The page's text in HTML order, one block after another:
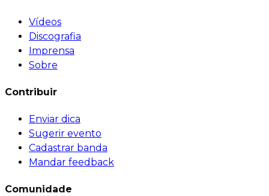
Vídeos
Discografia
Imprensa
Sobre
Contribuir
Enviar dica
Sugerir evento
Cadastrar banda
Mandar feedback
Comunidade